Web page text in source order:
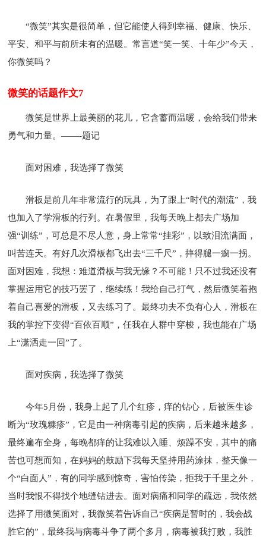
“微笑”其实是很简单，但它能使人得到幸福、健康、快乐、
平安、和平与前所未有的温暖。常言道“笑一笑、十年少”今天，
你微笑吗？
微笑的话题作文7
微笑是世界上最美丽的花儿，它含蓄而温暖，会给我们带来
勇气和力量。——-题记
面对困难，我选择了微笑
滑板是前几年非常流行的玩具，为了跟上“时代的潮流”，我
也加入了学滑板的行列。在暑假里，我每天晚上都去广场加
强“训练”，可总是不尽人意，身上常常“挂彩”，以致泪流满面，
叫苦连天。有好几次滑板都飞出去“三千尺”，摔得腿一瘸一拐。
面对困难，我想：难道滑板与我无缘？不可能！只不过我还没有
掌握运用它的技巧罢了，继续练！我给自己打气，然后微笑着抱
着自己喜爱的滑板，又去练习了。最终功夫不负有心人，滑板在
我的掌控下变得“百依百顺”，任我在人群中穿梭，我也能在广场
上“潇洒走一回”了。
面对疾病，我选择了微笑
今年5月份，我身上起了几个红疹，痒的钻心，后被医生诊
断为“玫瑰糠疹”，它是由一种病毒引起的疾病，后来越来越多，
最终遍布全身，每晚都痒的让我难以入睡、烦躁不安，其中的痛
苦也可想而知，在妈妈的鼓励下我每天坚持用药涂抹，整天像一
个“白面人”，有的同学感到惊奇，害怕传染，拒我于千里之外，
当时我恨不得找个地缝钻进去。面对病痛和同学的疏远，我依然
选择了用微笑面对，我微笑着告诉自己“疾病是暂时的，我会战
胜它的”，最终我与病毒斗争了两个多月，病毒被我打败，我胜